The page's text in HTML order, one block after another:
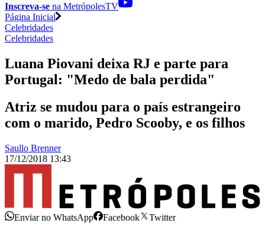
Inscreva-se na MetrópolesTV
Página Inicial
Celebridades
Celebridades
Luana Piovani deixa RJ e parte para
Portugal: "Medo de bala perdida"
Atriz se mudou para o país estrangeiro
com o marido, Pedro Scooby, e os filhos
Saullo Brenner
17/12/2018 13:43
Enviar no WhatsApp Facebook
Twitter